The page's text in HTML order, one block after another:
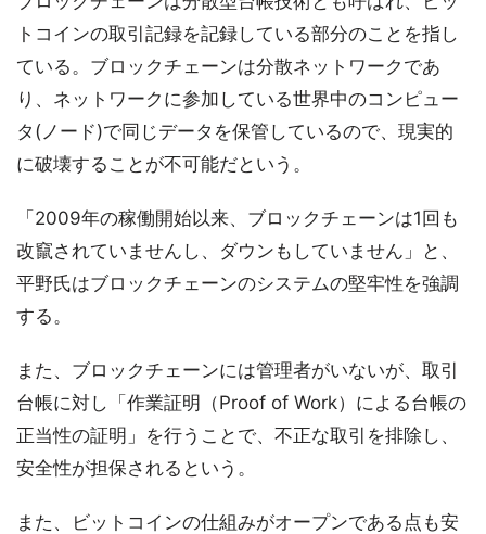
トコインの取引記録を記録している部分のことを指し
ている。ブロックチェーンは分散ネットワークであ
り、ネットワークに参加している世界中のコンピュー
タ(ノード)で同じデータを保管しているので、現実的
に破壊することが不可能だという。
「2009年の稼働開始以来、ブロックチェーンは1回も
改竄されていませんし、ダウンもしていません」と、
平野氏はブロックチェーンのシステムの堅牢性を強調
する。
また、ブロックチェーンには管理者がいないが、取引
台帳に対し「作業証明（Proof of Work）による台帳の
正当性の証明」を行うことで、不正な取引を排除し、
安全性が担保されるという。
また、ビットコインの仕組みがオープンである点も安